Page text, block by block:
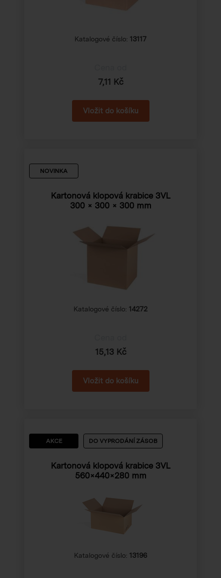
Katalogové číslo: 13117
7,11 Kč
NOVINKA
Kartonová klopová krabice 3VL
300 × 300 × 300 mm
Katalogové číslo: 14272
15,13 Kč
AKCE DO VYPRODÁNÍ ZÁSOB
Kartonová klopová krabice 3VL
560×440×280 mm
Katalogové číslo: 13196